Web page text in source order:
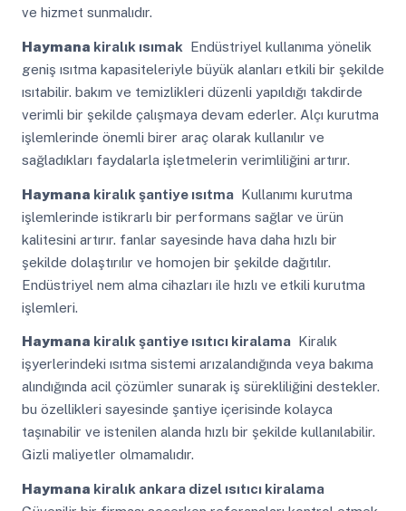
ve hizmet sunmalıdır.
Haymana kiralık ısımak Endüstriyel kullanıma yönelik
geniş ısıtma kapasiteleriyle büyük alanları etkili bir şekilde
ısıtabilir. bakım ve temizlikleri düzenli yapıldığı takdirde
verimli bir şekilde çalışmaya devam ederler. Alçı kurutma
işlemlerinde önemli birer araç olarak kullanılır ve
sağladıkları faydalarla işletmelerin verimliliğini artırır.
Haymana kiralık şantiye ısıtmaKullanımı kurutma
işlemlerinde istikrarlı bir performans sağlar ve ürün
kalitesini artırır. fanlar sayesinde hava daha hızlı bir
şekilde dolaştırılır ve homojen bir şekilde dağıtılır.
Endüstriyel nem alma cihazları ile hızlı ve etkili kurutma
işlemleri.
Haymana kiralık şantiye ısıtıcı kiralamaKiralık
işyerlerindeki ısıtma sistemi arızalandığında veya bakıma
alındığında acil çözümler sunarak iş sürekliliğini destekler.
bu özellikleri sayesinde şantiye içerisinde kolayca
taşınabilir ve istenilen alanda hızlı bir şekilde kullanılabilir.
Gizli maliyetler olmamalıdır.
Haymana kiralık ankara dizel ısıtıcı kiralama